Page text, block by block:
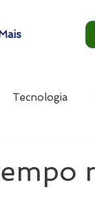
Tecnologia